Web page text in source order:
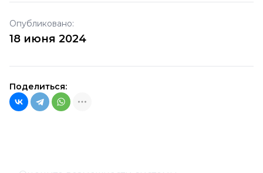
Опубликовано:
18 июня 2024
Поделиться: